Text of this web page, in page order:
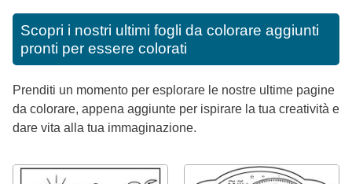
Scopri i nostri ultimi fogli da colorare aggiunti
pronti per essere colorati
Prenditi un momento per esplorare le nostre ultime pagine
da colorare, appena aggiunte per ispirare la tua creatività e
dare vita alla tua immaginazione.